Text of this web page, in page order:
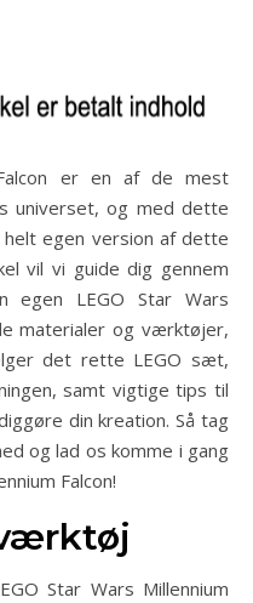
universet, og med dette
egen version af dette
vil vi guide dig gennem
egen LEGO Star Wars
materialer og værktøjer,
det rette LEGO sæt,
samt vigtige tips til
din kreation. Så tag
og lad os komme i gang
Falcon!
Star Wars Millennium